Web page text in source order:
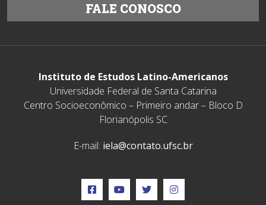
FALE CONOSCO
Instituto de Estudos Latino-Americanos
Universidade Federal de Santa Catarina
Centro Socioeconômico – Primeiro andar – Bloco D
Florianópolis SC
E-mail: iela@contato.ufsc.br